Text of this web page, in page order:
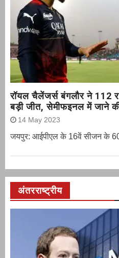
रॉयल चैलेंजर्स बंगलौर ने 112
बड़ी जीत, सेमीफइनल में जाने
14 May 2023
जयपुर: आईपीएल के 16वें सीजन के
अंतरराष्ट्रीय